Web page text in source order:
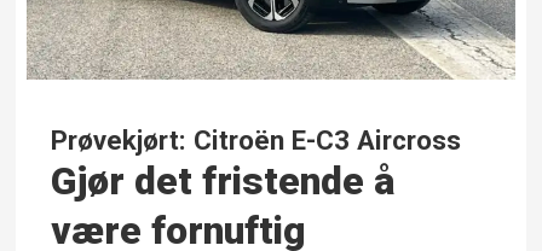
Prøvekjørt: Citroën E-C3 Aircross
Gjør det fristende å
være fornuftig